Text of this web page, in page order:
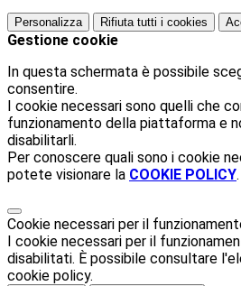
Personalizza Rifiuta tutti i cookies
Gestione cookie
In questa schermata è possibile
consentire.
I cookie necessari sono quelli che
funzionamento della piattaforma e
disabilitarli.
Per conoscere quali sono i cookie
potete visionare la COOKIE POLICY.
Cookie necessari per il
I cookie necessari per il
disabilitati. È possibile consultare
cookie policy.